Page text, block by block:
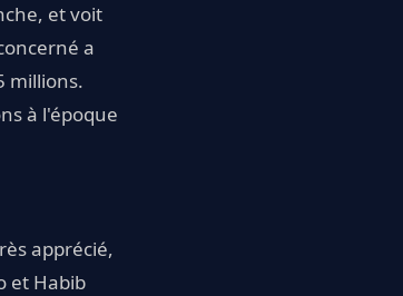
et voit
a
millions.
à l'époque
apprécié,
et Habib